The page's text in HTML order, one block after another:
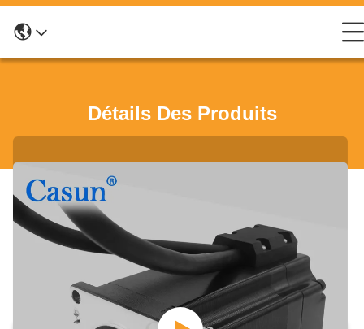
Détails Des Produits